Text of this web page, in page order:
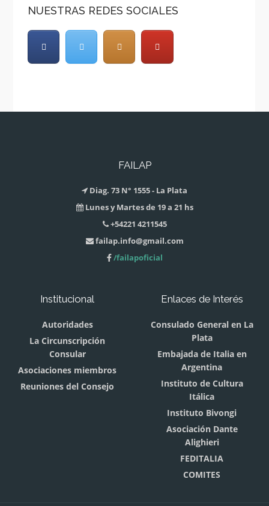
NUESTRAS REDES SOCIALES
FAILAP
Diag. 73 N° 1555 - La Plata
Lunes y Martes de 19 a 21 hs
+54221 4211545
failap.info@gmail.com
/failapoficial
Institucional
Autoridades
La Circunscripción
Consular
Asociaciones miembros
Reuniones del Consejo
Enlaces de Interés
Consulado General en La
Plata
Embajada de Italia en
Argentina
Instituto de Cultura
Itálica
Instituto Bivongi
Asociación Dante
Alighieri
FEDITALIA
COMITES